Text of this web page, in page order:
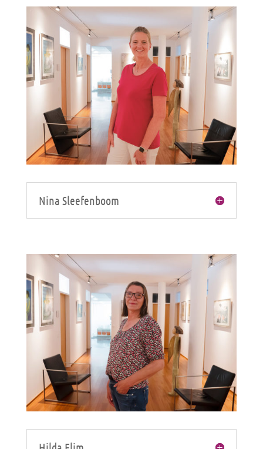
Nina Sleefenboom